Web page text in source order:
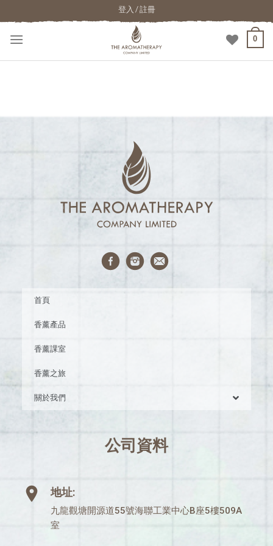
登入 / 註冊
0
首頁
香薰產品
香薰課室
香薰之旅
關於我們
公司資料
地址:
九龍觀塘開源道55號海聯工業中心B座5樓509A
室